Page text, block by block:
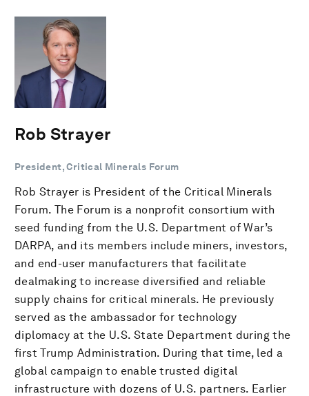
Rob Strayer
President, Critical Minerals Forum
Rob Strayer is President of the Critical Minerals
Forum. The Forum is a nonprofit consortium with
seed funding from the U.S. Department of War’s
DARPA, and its members include miners, investors,
and end-user manufacturers that facilitate
dealmaking to increase diversified and reliable
supply chains for critical minerals. He previously
served as the ambassador for technology
diplomacy at the U.S. State Department during the
first Trump Administration. During that time, led a
global campaign to enable trusted digital
infrastructure with dozens of U.S. partners. Earlier